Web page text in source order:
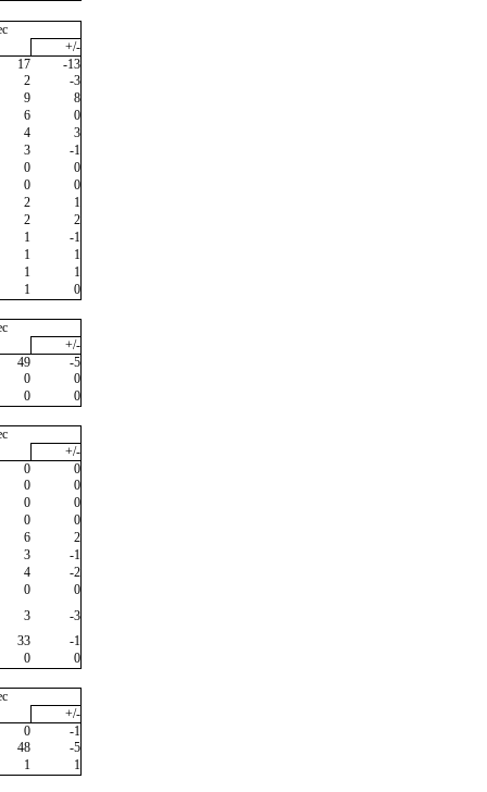
+/-
17
-13
2
-3
9
8
6
0
4
3
3
-1
0
0
0
0
2
1
2
2
1
-1
1
1
1
1
1
0
+/-
49
-5
0
0
0
0
+/-
0
0
0
0
0
0
0
0
6
2
3
-1
4
-2
0
0
3
-3
33
-1
0
0
+/-
0
-1
48
-5
1
1